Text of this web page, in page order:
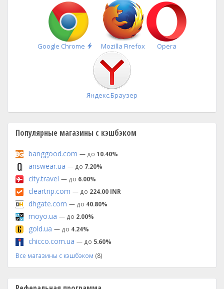
Google Chrome
Быстрая
установка
Mozilla Firefox Opera
Яндекс.Браузер
Популярные магазины с кэшбэком
banggood.com — до 10.40%
answear.ua — до 7.20%
city.travel — до 6.00%
cleartrip.com — до 224.00 INR
dhgate.com — до 40.80%
moyo.ua — до 2.00%
gold.ua — до 4.24%
chicco.com.ua — до 5.60%
Все магазины с кэшбэком (8)